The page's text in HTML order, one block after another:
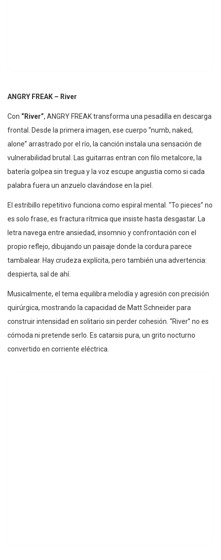
ANGRY FREAK – River
Con “River”, ANGRY FREAK transforma una pesadilla en descarga
frontal. Desde la primera imagen, ese cuerpo “numb, naked,
alone” arrastrado por el río, la canción instala una sensación de
vulnerabilidad brutal. Las guitarras entran con filo metalcore, la
batería golpea sin tregua y la voz escupe angustia como si cada
palabra fuera un anzuelo clavándose en la piel.
El estribillo repetitivo funciona como espiral mental. “To pieces” no
es solo frase, es fractura rítmica que insiste hasta desgastar. La
letra navega entre ansiedad, insomnio y confrontación con el
propio reflejo, dibujando un paisaje donde la cordura parece
tambalear. Hay crudeza explícita, pero también una advertencia:
despierta, sal de ahí.
Musicalmente, el tema equilibra melodía y agresión con precisión
quirúrgica, mostrando la capacidad de Matt Schneider para
construir intensidad en solitario sin perder cohesión. “River” no es
cómoda ni pretende serlo. Es catarsis pura, un grito nocturno
convertido en corriente eléctrica.